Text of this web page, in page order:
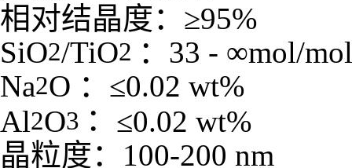
相对结晶度：≥95%
SiO2/TiO2 ： 33 - ∞mol/mol
Na2O ：≤0.02 wt%
Al2O3 ： ≤0.02 wt%
晶粒度： 100-200 nm